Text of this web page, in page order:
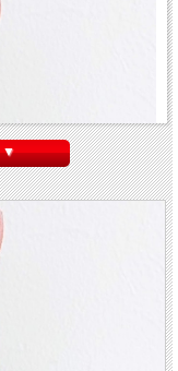
ー！）」ウサギ・オオカ
年まで制作されたソ連か
▼